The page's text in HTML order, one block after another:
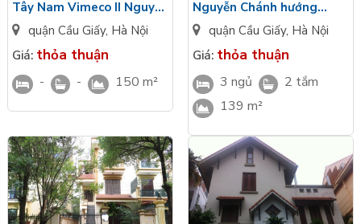
Tây Nam Vimeco II Nguyễn
Chánh - Diện tích: 150m2/
4 tầng + 1 đầy đủ đồ
quận Cầu Giấy, Hà Nội
Giá: thỏa thuận
- - 150 m²
Nguyễn Chánh hướng
Đông Nam diện tích
139m2 - Full nội thất cơ
bản
quận Cầu Giấy, Hà Nội
Giá: thỏa thuận
3 ngủ
2 tắm
139 m²